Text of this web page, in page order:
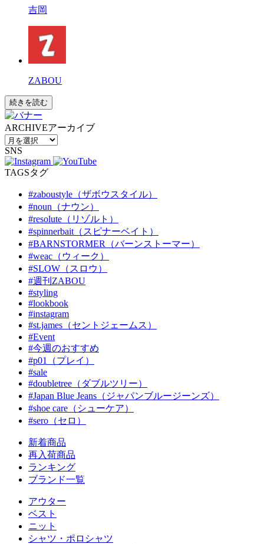
吉岡
ZABOU
続きを読む
ARCHIVEアーカイブ
SNS
TAGSタグ
#zaboustyle（ザボウスタイル）
#noun（ナウン）
#resolute（リゾルト）
#spinnerbait（スピナーベイト）
#BARNSTORMER（バーンストーマー）
#weac（ウィーク）
#SLOW（スロウ）
#週刊ZABOU
#styling
#lookbook
#instagram
#st.james（セントジェームス）
#Event
#今週のおすすめ
#p01（プレイ）
#sale
#doubletree（ダブルツリー）
#Japan Blue Jeans（ジャパンブルージーンズ）
#shoe care（シューケア）
#sero（セロ）
新着商品
再入荷商品
ランキング
ブランド一覧
アウター
ベスト
ニット
シャツ・ポロシャツ